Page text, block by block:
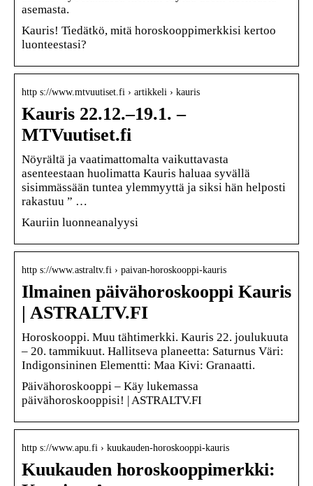
asemasta.
Kauris! Tiedätkö, mitä horoskooppimerkkisi kertoo
luonteestasi?
http s://www.mtvuutiset.fi › artikkeli › kauris
Kauris 22.12.–19.1. –
MTVuutiset.fi
Nöyrältä ja vaatimattomalta vaikuttavasta
asenteestaan huolimatta Kauris haluaa syvällä
sisimmässään tuntea ylemmyyttä ja siksi hän helposti
rakastuu ” …
Kauriin luonneanalyysi
http s://www.astraltv.fi › paivan-horoskooppi-kauris
Ilmainen päivähoroskooppi Kauris
| ASTRALTV.FI
Horoskooppi. Muu tähtimerkki. Kauris 22. joulukuuta
– 20. tammikuut. Hallitseva planeetta: Saturnus Väri:
Indigonsininen Elementti: Maa Kivi: Granaatti.
Päivähoroskooppi – Käy lukemassa
päivähoroskooppisi! | ASTRALTV.FI
http s://www.apu.fi › kuukauden-horoskooppi-kauris
Kuukauden horoskooppimerkki: